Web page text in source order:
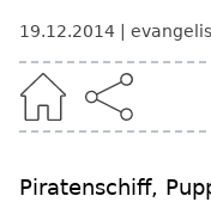
19.12.2014
Piratenschiff,